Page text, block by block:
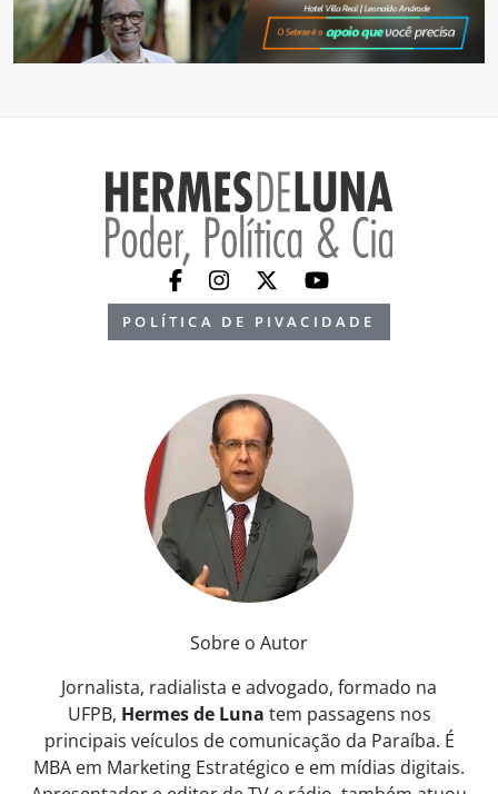
POLÍTICA DE PIVACIDADE
Sobre o Autor
Jornalista, radialista e advogado, formado na
UFPB, Hermes de Luna tem passagens nos
principais veículos de comunicação da Paraíba. É
MBA em Marketing Estratégico e em mídias digitais.